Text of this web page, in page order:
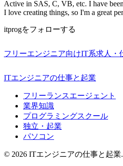
Active in SAS, C, VB, etc. I have
I love creating things, so I'm a great
itprogをフォローする
フリーエンジニア向けIT系求人・
ITエンジニアの仕事と起業
フリーランスエージェント
業界知識
プログラミングスクール
独立・起業
パソコン
© 2026 ITエンジニアの仕事と起業.